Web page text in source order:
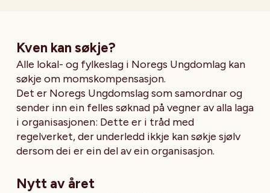
Kven kan søkje?
Alle lokal- og fylkeslag i Noregs Ungdomlag kan
søkje om momskompensasjon.
Det er Noregs Ungdomslag som samordnar og
sender inn ein felles søknad på vegner av alla laga
i organisasjonen: Dette er i tråd med
regelverket, der underledd ikkje kan søkje sjølv
dersom dei er ein del av ein organisasjon.
Nytt av året